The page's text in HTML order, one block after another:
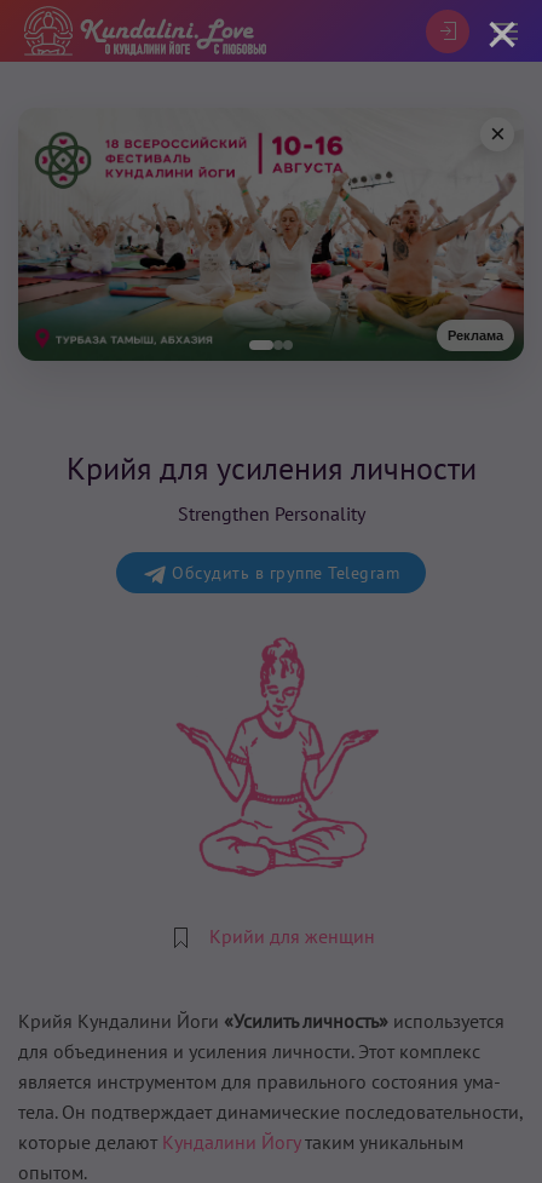
Реклама
×
Крийя для усиления личности
Strengthen Personality
Обсудить в группе Telegram
Крийи для женщин
Крийя Кундалини Йоги «Усилить личность» используется
для объединения и усиления личности. Этот комплекс
является инструментом для правильного состояния ума-
тела. Он подтверждает динамические последовательности,
которые делают Кундалини Йогутаким уникальным
опытом.
×